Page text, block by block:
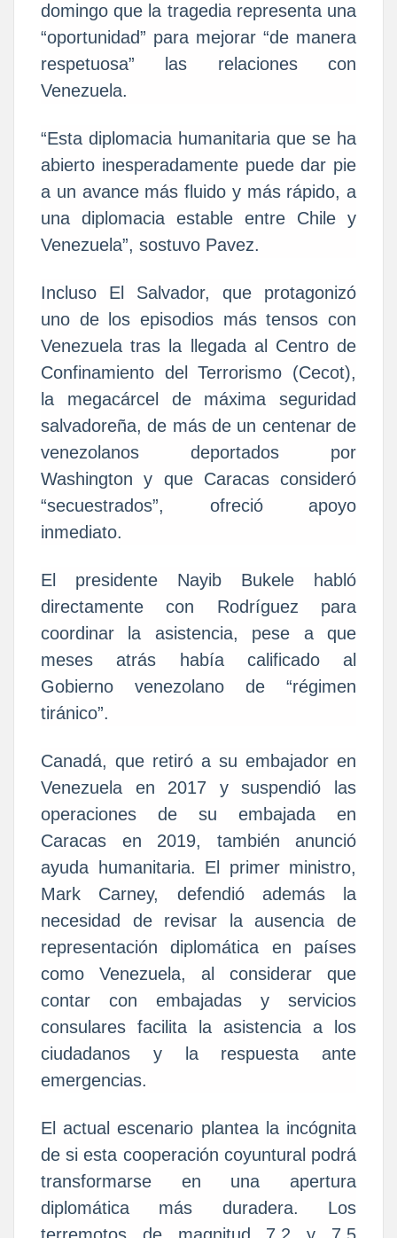
domingo que la tragedia representa una
“oportunidad” para mejorar “de manera
respetuosa” las relaciones con
Venezuela.
“Esta diplomacia humanitaria que se ha
abierto inesperadamente puede dar pie
a un avance más fluido y más rápido, a
una diplomacia estable entre Chile y
Venezuela”, sostuvo Pavez.
Incluso El Salvador, que protagonizó
uno de los episodios más tensos con
Venezuela tras la llegada al Centro de
Confinamiento del Terrorismo (Cecot),
la megacárcel de máxima seguridad
salvadoreña, de más de un centenar de
venezolanos deportados por
Washington y que Caracas consideró
“secuestrados”, ofreció apoyo
inmediato.
El presidente Nayib Bukele habló
directamente con Rodríguez para
coordinar la asistencia, pese a que
meses atrás había calificado al
Gobierno venezolano de “régimen
tiránico”.
Canadá, que retiró a su embajador en
Venezuela en 2017 y suspendió las
operaciones de su embajada en
Caracas en 2019, también anunció
ayuda humanitaria. El primer ministro,
Mark Carney, defendió además la
necesidad de revisar la ausencia de
representación diplomática en países
como Venezuela, al considerar que
contar con embajadas y servicios
consulares facilita la asistencia a los
ciudadanos y la respuesta ante
emergencias.
El actual escenario plantea la incógnita
de si esta cooperación coyuntural podrá
transformarse en una apertura
diplomática más duradera. Los